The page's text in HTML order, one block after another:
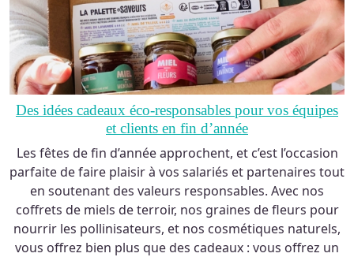
Des idées cadeaux éco-responsables pour vos équipes
et clients en fin d’année
Les fêtes de fin d’année approchent, et c’est l’occasion
parfaite de faire plaisir à vos salariés et partenaires tout
en soutenant des valeurs responsables. Avec nos
coffrets de miels de terroir, nos graines de fleurs pour
nourrir les pollinisateurs, et nos cosmétiques naturels,
vous offrez bien plus que des cadeaux : vous offrez un